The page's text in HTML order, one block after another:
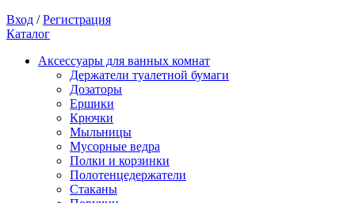
Вход /Регистрация
Каталог
Аксессуары для ванных комнат
Держатели туалетной бумаги
Дозаторы
Ершики
Крючки
Мыльницы
Мусорные ведра
Полки и корзинки
Полотенцедержатели
Стаканы